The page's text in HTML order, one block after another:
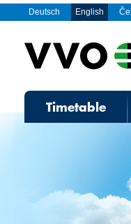
Deutsch English
Timetable